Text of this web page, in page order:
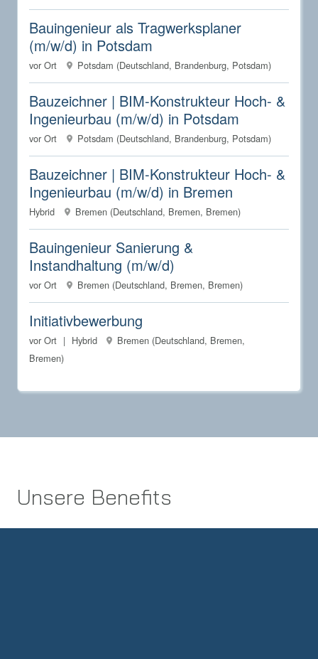
Bauingenieur als Tragwerksplaner
(m/w/d) in Potsdam
vor Ort Potsdam (Deutschland, Brandenburg, Potsdam)
Bauzeichner | BIM-Konstrukteur Hoch- &
Ingenieurbau (m/w/d) in Potsdam
vor Ort Potsdam (Deutschland, Brandenburg, Potsdam)
Bauzeichner | BIM-Konstrukteur Hoch- &
Ingenieurbau (m/w/d) in Bremen
Hybrid Bremen (Deutschland, Bremen, Bremen)
Bauingenieur Sanierung &
Instandhaltung (m/w/d)
vor Ort Bremen (Deutschland, Bremen, Bremen)
Initiativbewerbung
vor Ort Hybrid
Bremen (Deutschland, Bremen,
Bremen)
Unsere Benefits